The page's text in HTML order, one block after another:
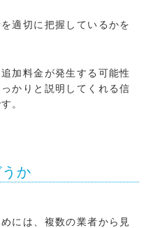
適切に把握しているかを
加料金が発生する可能性
かりと説明してくれる信
。
か
には、複数の業者から見